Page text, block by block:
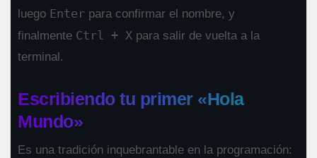
luego Enter para confirmar el nombre, y
finalmente Ctrl + X para salir de vuelta a la
terminal.
Escribiendo tu primer «Hola
Mundo»
Es una tradición inquebrantable en la programación: